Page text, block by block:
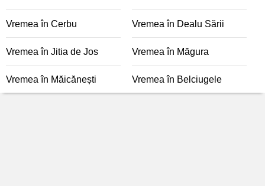
Vremea în Cerbu Vremea în Dealu Sării
Vremea în Jitia de Jos Vremea în Măgura
Vremea în Măicănești Vremea în Belciugele